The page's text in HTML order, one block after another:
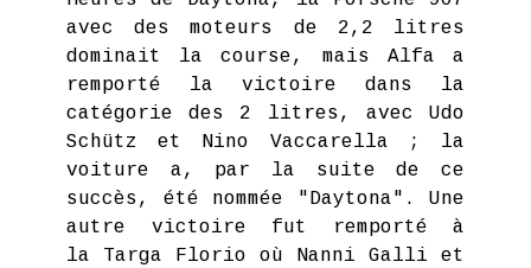
avec des moteurs de 2,2 litres
dominait la course, mais Alfa a
remporté la victoire dans la
catégorie des 2 litres, avec Udo
Schütz et Nino Vaccarella ; la
voiture a, par la suite de ce
succès, été nommée "Daytona". Une
autre victoire fut remporté à
la Targa Florio où Nanni Galli et